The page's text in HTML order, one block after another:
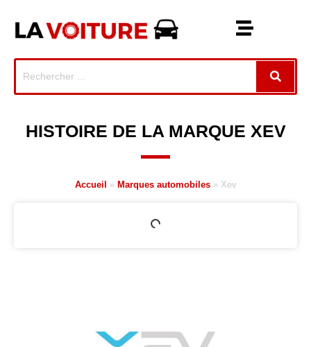
HISTOIRE DE LA MARQUE XEV
Accueil » Marques automobiles » Xev